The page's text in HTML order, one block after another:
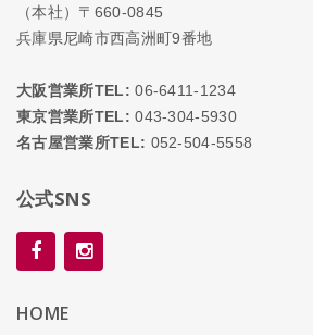
（本社）〒660-0845
兵庫県尼崎市西高洲町9番地
大阪営業所TEL: 06-6411-1234
東京営業所TEL: 043-304-5930
名古屋営業所TEL: 052-504-5558
公式SNS
HOME